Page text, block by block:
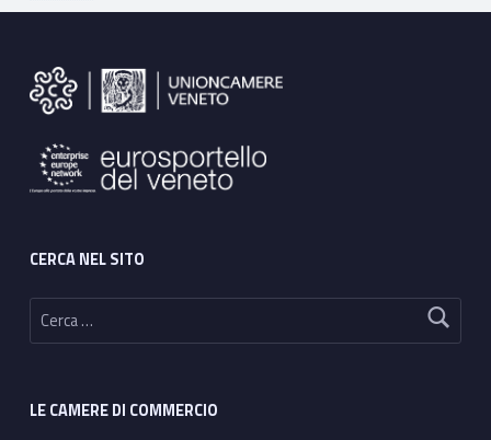
CERCA NEL SITO
Ricerca per:
LE CAMERE DI COMMERCIO